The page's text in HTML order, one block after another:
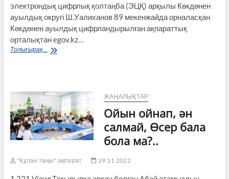
электрондық цифрлық қолтаңба (ЭЦҚ) арқылы Көкдөнен
ауылдық округі Ш.Уалиханов 89 мекенжайда орналасқан
Көкдөнен ауылдық цифрландырылған ақпараттық
орталықтан egov.kz…
Толығырақ...
Жер
ЖАҢАЛЫҚТАР
Ойын ойнап, ән
салмай, Өсер бала
бола ма?..
"Құлан таңы" ақпарат. 29.11.2022